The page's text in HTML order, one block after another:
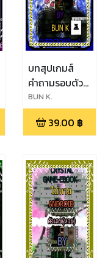
บทสุปเกมส์
คำถามรอบตัว
ประเภทเกมส์
ตอบ
คำถาม(android)
BUN K.
39.00 ฿